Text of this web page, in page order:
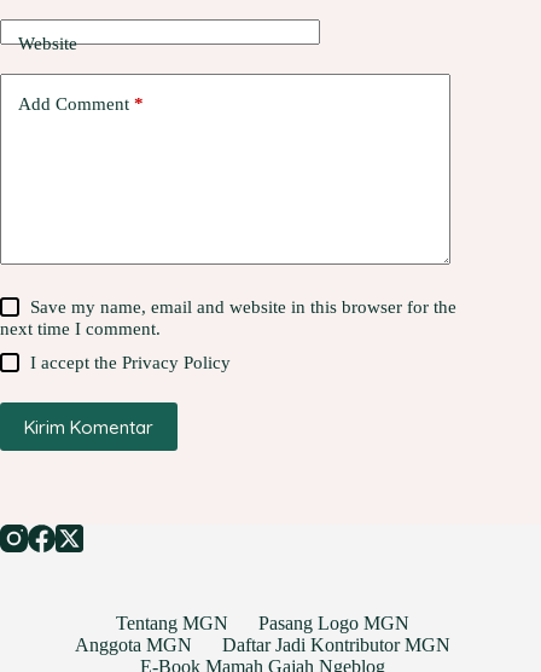
Website
Add Comment *
Save my name, email and website in this browser for the
next time I comment.
I accept thePrivacy Policy
Kirim Komentar
Tentang MGN
Pasang Logo MGN
Anggota MGN
Daftar Jadi Kontributor MGN
E-Book Mamah Gajah Ngeblog